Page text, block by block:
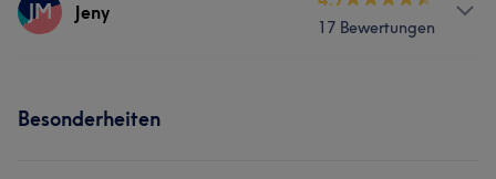
Was unsere Kunden über Katerina sagen
JM Jeny
17 Bewertungen
Besonderheiten